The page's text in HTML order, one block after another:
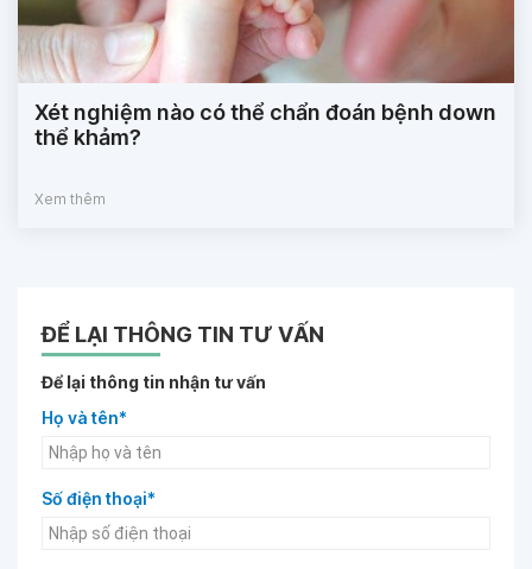
Xét nghiệm nào có thể chẩn đoán bệnh down
thể khảm?
Xem thêm
ĐỂ LẠI THÔNG TIN TƯ VẤN
Để lại thông tin nhận tư vấn
Họ và tên*
Số điện thoại*